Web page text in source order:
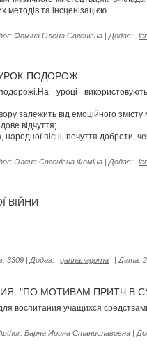
методів та інсценізацією.
Фоміна Олена Євгенівна | Додав:
ПОДОРОЖ
уроці використовують
залежить від емоційного змісту
відчуття;
народної пісні, почуття доброти,
Олена Євгенівна Фоміна | Додав:
ВІЙНИ
3309 | Додав: gannanagorna | Дата:
"ПО МОТИВАМ ПРИТЧ
воспитания учащихся
Барна Ирина Станиславовна |